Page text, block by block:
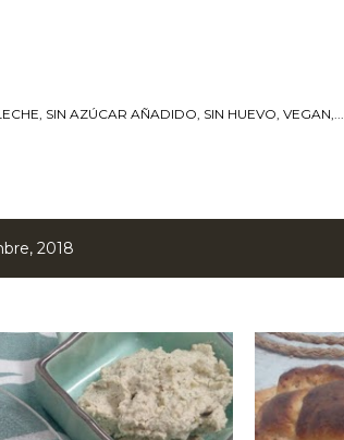
SIN AZÚCAR AÑADIDO, SIN HUEVO,
2018